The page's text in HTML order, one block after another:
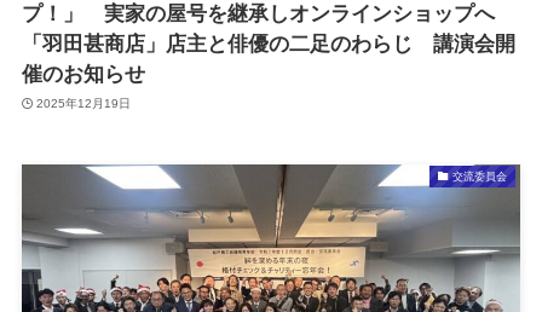
プ！」 実家の屋号を継承しオンラインショップへ
「羽田甚商店」店主と俳優の二足のわらじ 講演会開
催のお知らせ
2025年12月19日
交流委員会